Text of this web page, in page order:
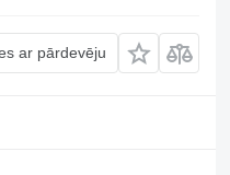
ar pārdevēju